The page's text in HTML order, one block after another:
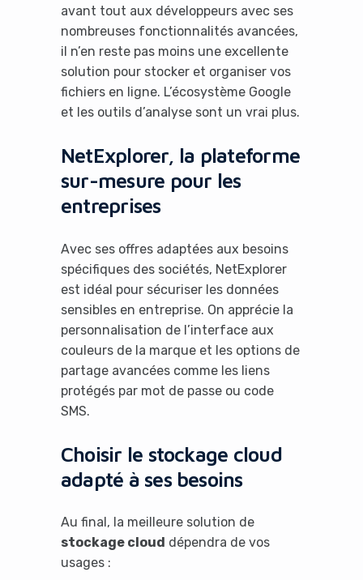
avant tout aux développeurs avec ses
nombreuses fonctionnalités avancées,
il n’en reste pas moins une excellente
solution pour stocker et organiser vos
fichiers en ligne. L’écosystème Google
et les outils d’analyse sont un vrai plus.
NetExplorer, la plateforme
sur-mesure pour les
entreprises
Avec ses offres adaptées aux besoins
spécifiques des sociétés, NetExplorer
est idéal pour sécuriser les données
sensibles en entreprise. On apprécie la
personnalisation de l’interface aux
couleurs de la marque et les options de
partage avancées comme les liens
protégés par mot de passe ou code
SMS.
Choisir le stockage cloud
adapté à ses besoins
Au final, la meilleure solution de
stockage cloud dépendra de vos
usages :
It looks like you're
using an ad-blocker!